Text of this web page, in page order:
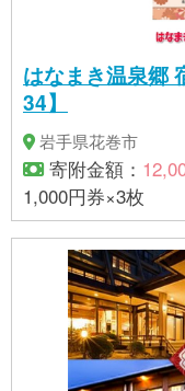
はなまき温泉郷
34】
岩手県花巻市
寄附金額：
1,000円券×3枚